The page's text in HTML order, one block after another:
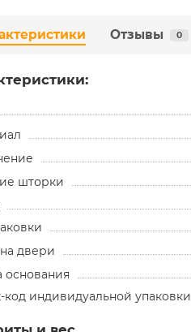
Отзывы 0
шторки
двери
индивидуальной упаковки